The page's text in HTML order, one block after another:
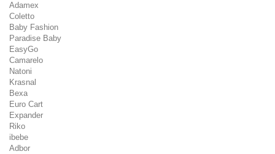
Adamex
Coletto
Baby Fashion
Paradise Baby
EasyGo
Camarelo
Natoni
Krasnal
Bexa
Euro Cart
Expander
Riko
ibebe
Adbor